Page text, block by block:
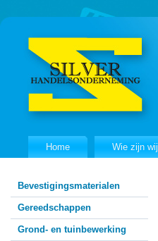
Home Wie zijn wij
Bevestigingsmaterialen
Gereedschappen
Grond- en tuinbewerking